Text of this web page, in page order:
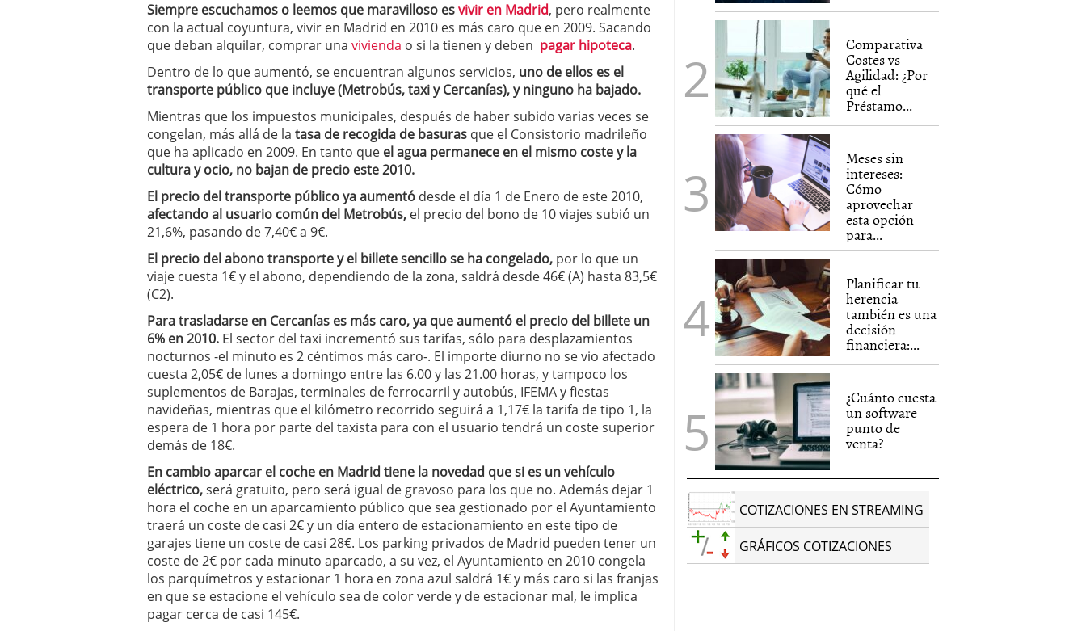
a los costes 21 de noviembre de 2025
¿Cuánto cuesta un software punto de venta? 3 de octubre de 2025
Siempre escuchamos o leemos que maravilloso esvivir en Madrid, pero realmente
con la actual coyuntura, vivir en Madrid en 2010 es más caro que en 2009. Sacando
que deban alquilar, comprar una vivienda o si la tienen y deben pagar hipoteca.
Dentro de lo que aumentó, se encuentran algunos servicios, uno de ellos es el
transporte público que incluye (Metrobús, taxi y Cercanías), y ninguno ha bajado.
Mientras que los impuestos municipales, después de haber subido varias veces se
congelan, más allá de la tasa de recogida de basuras que el Consistorio madrileño
que ha aplicado en 2009. En tanto que el agua permanece en el mismo coste y la
cultura y ocio, no bajan de precio este 2010.
El precio del transporte público ya aumentó desde el día 1 de Enero de este 2010,
afectando al usuario común del Metrobús, el precio del bono de 10 viajes subió un
21,6%, pasando de 7,40€ a 9€.
El precio del abono transporte y el billete sencillo se ha congelado, por lo que un
viaje cuesta 1€ y el abono, dependiendo de la zona, saldrá desde 46€ (A) hasta 83,5€
(C2).
Para trasladarse en Cercanías es más caro, ya que aumentó el precio del billete un
6% en 2010. El sector del taxi incrementó sus tarifas, sólo para desplazamientos
nocturnos -el minuto es 2 céntimos más caro-. El importe diurno no se vio afectado
cuesta 2,05€ de lunes a domingo entre las 6.00 y las 21.00 horas, y tampoco los
suplementos de Barajas, terminales de ferrocarril y autobús, IFEMA y fiestas
navideñas, mientras que el kilómetro recorrido seguirá a 1,17€ la tarifa de tipo 1, la
espera de 1 hora por parte del taxista para con el usuario tendrá un coste superior
demás de 18€.
En cambio aparcar el coche en Madrid tiene la novedad que si es un vehículo
eléctrico,será gratuito, pero será igual de gravoso para los que no. Además dejar 1
hora el coche en un aparcamiento público que sea gestionado por el Ayuntamiento
traerá un coste de casi 2€ y un día entero de estacionamiento en este tipo de
garajes tiene un coste de casi 28€. Los parking privados de Madrid pueden tener un
coste de 2€ por cada minuto aparcado, a su vez, el Ayuntamiento en 2010 congela
los parquímetros y estacionar 1 hora en zona azul saldrá 1€ y más caro si las franjas
en que se estacione el vehículo sea de color verde y de estacionar mal, le implica
pagar cerca de casi 145€.
Comparativa
Costes vs
Agilidad: ¿Por
qué el
Préstamo...
Meses sin
intereses:
Cómo
aprovechar
esta opción
para...
Planificar tu
herencia
también es una
decisión
financiera:...
¿Cuánto cuesta
un software
punto de
venta?
COTIZACIONES EN STREAMING
GRÁFICOS COTIZACIONES